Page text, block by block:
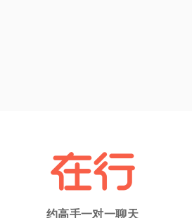
约高手一对一聊天